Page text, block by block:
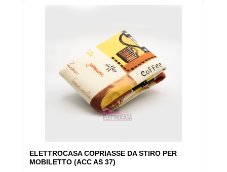
ELETTROCASA COPRIASSE DA STIRO PER
MOBILETTO (ACC AS 37)